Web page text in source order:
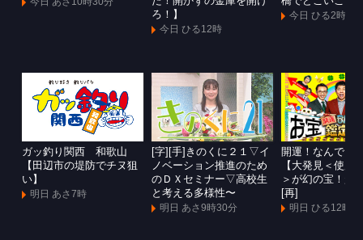
ろ！】
今日 ひる12時
今日 ひる2時
ガッ釣り関西 和歌山
【田辺市の堤防でチヌ狙
い】
明日 あさ7時
[字][手]きのくに２１▽イ
ノベーション推進のため
のＤＸセミナー▽高校生
と考える多様性〜
明日 あさ9時30分
開運！なんで
【大発見＜使用
＞が幻の宝！超
[再]
明日 ひる12時